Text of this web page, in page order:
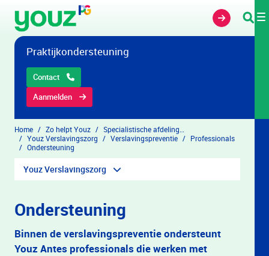
Overslaan en naar hoofdinhoud gaan
Praktijkondersteuning
Contact
Aanmelden
Home Zo helpt Youz
Youz Verslavingszorg
Verslavingspreventie
Professionals
Ondersteuning
Youz Verslavingszorg
Ondersteuning
Binnen de verslavingspreventie ondersteunt
Youz Antes professionals die werken met